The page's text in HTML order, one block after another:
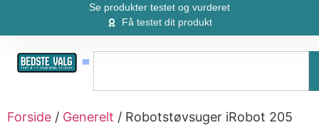
Se produkter testet og vurderet
Få testet dit produkt
Forside / Generelt / Robotstøvsuger iRobot 205